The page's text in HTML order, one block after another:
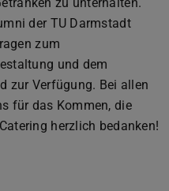
der TU Darmstadt
zum
und dem
zur Verfügung. Bei allen
für das Kommen, die
herzlich bedanken!